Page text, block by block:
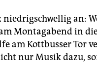
niedrigschwellig an:
Montagabend in
am Kottbusser Tor
nur Musik dazu,